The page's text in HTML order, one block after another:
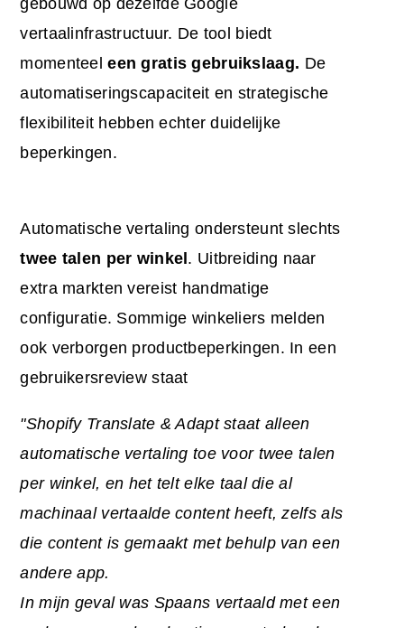
gebouwd op dezelfde Google
vertaalinfrastructuur. De tool biedt
momenteeleen gratis gebruikslaag. De
automatiseringscapaciteit en strategische
flexibiliteit hebben echter duidelijke
beperkingen.
Automatische vertaling ondersteunt slechts
twee talen per winkel . Uitbreiding naar
extra markten vereist handmatige
configuratie. Sommige winkeliers melden
ook verborgen productbeperkingen. In een
gebruikersreview staat
"Shopify Translate & Adapt staat alleen
automatische vertaling toe voor twee talen
per winkel, en het telt elke taal die al
machinaal vertaalde content heeft, zelfs als
die content is gemaakt met behulp van een
andereapp.
In mijn geval was Spaans vertaald met een